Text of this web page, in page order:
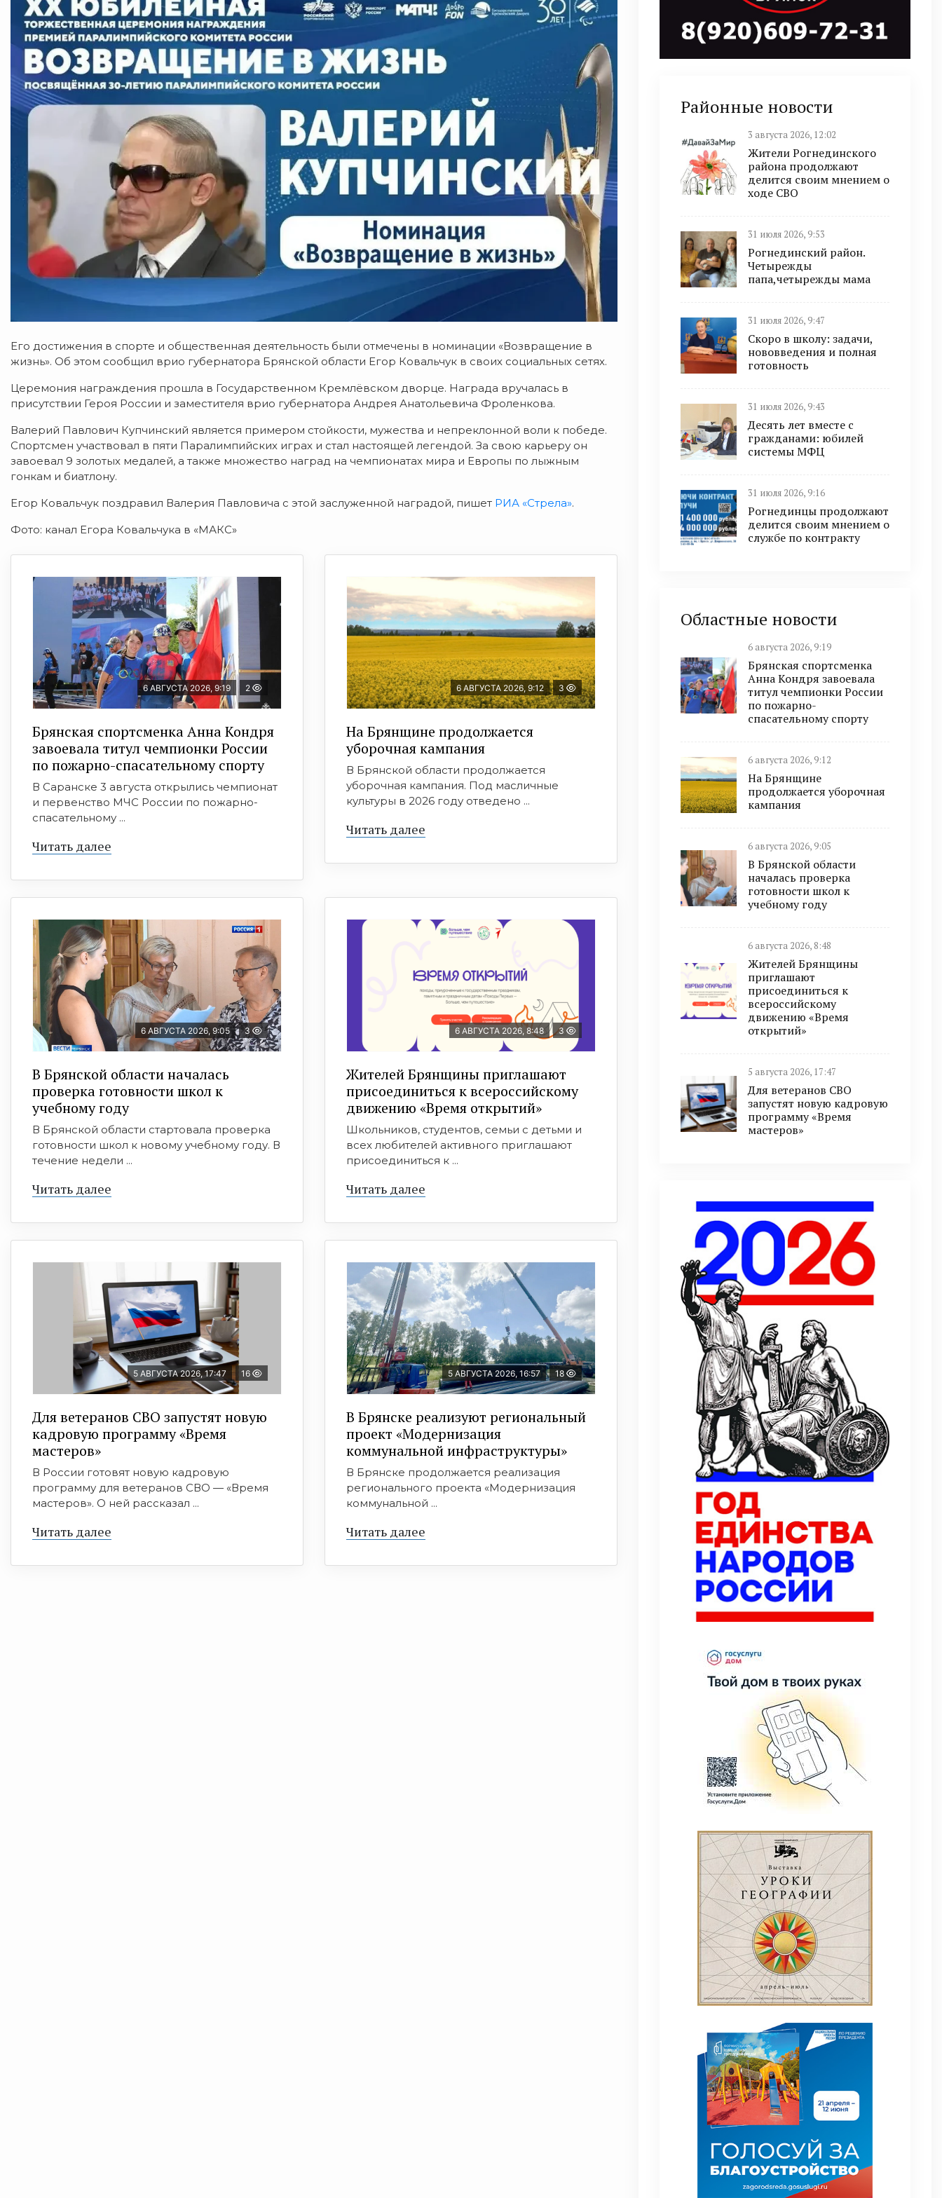
Его достижения в спорте и общественная деятельность были отмечены в номинации «Возвращение в
жизнь». Об этом сообщил врио губернатора Брянской области Егор Ковальчук в своих социальных сетях.
Церемония награждения прошла в Государственном Кремлёвском дворце. Награда вручалась в
присутствии Героя России и заместителя врио губернатора Андрея Анатольевича Фроленкова.
Валерий Павлович Купчинский является примером стойкости, мужества и непреклонной воли к победе.
Спортсмен участвовал в пяти Паралимпийских играх и стал настоящей легендой. За свою карьеру он
завоевал 9 золотых медалей, а также множество наград на чемпионатах мира и Европы по лыжным
гонкам и биатлону.
Егор Ковальчук поздравил Валерия Павловича с этой заслуженной наградой, пишет РИА «Стрела».
Фото: канал Егора Ковальчука в «МАКС»
6 АВГУСТА 2026, 9:19 2
Брянская спортсменка Анна Кондря
завоевала титул чемпионки России
по пожарно-спасательному спорту
В Саранске 3 августа открылись чемпионат
и первенство МЧС России по пожарно-
спасательному ...
Читать далее
6 АВГУСТА 2026, 9:12 3
На Брянщине продолжается
уборочная кампания
В Брянской области продолжается
уборочная кампания. Под масличные
культуры в 2026 году отведено ...
Читать далее
6 АВГУСТА 2026, 9:05 3
В Брянской области началась
проверка готовности школ к
учебному году
В Брянской области стартовала проверка
готовности школ к новому учебному году. В
течение недели ...
Читать далее
6 АВГУСТА 2026, 8:48 3
Жителей Брянщины приглашают
присоединиться к всероссийскому
движению «Время открытий»
Школьников, студентов, семьи с детьми и
всех любителей активного приглашают
присоединиться к ...
Читать далее
5 АВГУСТА 2026, 17:47 16
Для ветеранов СВО запустят новую
кадровую программу «Время
мастеров»
В России готовят новую кадровую
программу для ветеранов СВО — «Время
мастеров». О ней рассказал ...
Читать далее
5 АВГУСТА 2026, 16:57 18
В Брянске реализуют региональный
проект «Модернизация
коммунальной инфраструктуры»
В Брянске продолжается реализация
регионального проекта «Модернизация
коммунальной ...
Читать далее
Районные новости
3 августа 2026, 12:02
Жители Рогнединского
района продолжают
делится своим мнением о
ходе СВО
31 июля 2026, 9:53
Рогнединский район.
Четырежды
папа,четырежды мама
31 июля 2026, 9:47
Скоро в школу: задачи,
нововведения и полная
готовность
31 июля 2026, 9:43
Десять лет вместе с
гражданами: юбилей
системы МФЦ
31 июля 2026, 9:16
Рогнединцы продолжают
делится своим мнением о
службе по контракту
Областные новости
6 августа 2026, 9:19
Брянская спортсменка
Анна Кондря завоевала
титул чемпионки России
по пожарно-
спасательному спорту
6 августа 2026, 9:12
На Брянщине
продолжается уборочная
кампания
6 августа 2026, 9:05
В Брянской области
началась проверка
готовности школ к
учебному году
6 августа 2026, 8:48
Жителей Брянщины
приглашают
присоединиться к
всероссийскому
движению «Время
открытий»
5 августа 2026, 17:47
Для ветеранов СВО
запустят новую кадровую
программу «Время
мастеров»